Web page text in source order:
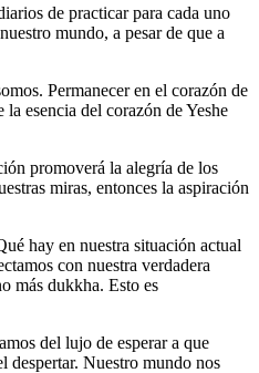
de practicar para cada uno
mundo, a pesar de que a
Permanecer en el corazón de
esencia del corazón de Yeshe
promoverá la alegría de los
miras, entonces la aspiración
hay en nuestra situación actual
con nuestra verdadera
más dukkha. Esto es
del lujo de esperar a que
despertar. Nuestro mundo nos